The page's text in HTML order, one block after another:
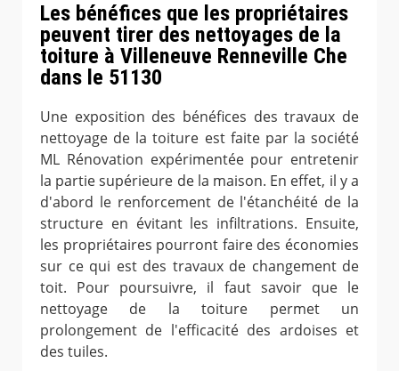
Les bénéfices que les propriétaires
peuvent tirer des nettoyages de la
toiture à Villeneuve Renneville Che
dans le 51130
Une exposition des bénéfices des travaux de
nettoyage de la toiture est faite par la société
ML Rénovation expérimentée pour entretenir
la partie supérieure de la maison. En effet, il y a
d'abord le renforcement de l'étanchéité de la
structure en évitant les infiltrations. Ensuite,
les propriétaires pourront faire des économies
sur ce qui est des travaux de changement de
toit. Pour poursuivre, il faut savoir que le
nettoyage de la toiture permet un
prolongement de l'efficacité des ardoises et
des tuiles.